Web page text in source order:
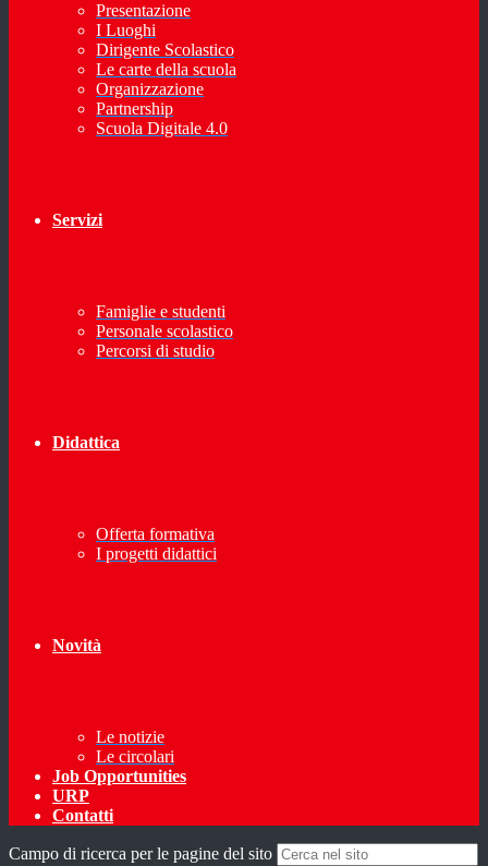
Presentazione
I Luoghi
Dirigente Scolastico
Le carte della scuola
Organizzazione
Partnership
Scuola Digitale 4.0
Servizi
Famiglie e studenti
Personale scolastico
Percorsi di studio
Didattica
Offerta formativa
I progetti didattici
Novità
Le notizie
Le circolari
Job Opportunities
URP
Contatti
Campo di ricerca per le pagine del sito